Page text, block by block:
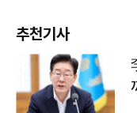
추천기사